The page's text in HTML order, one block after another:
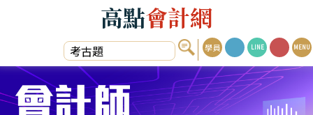
高點會計網
學員 LINE MENU